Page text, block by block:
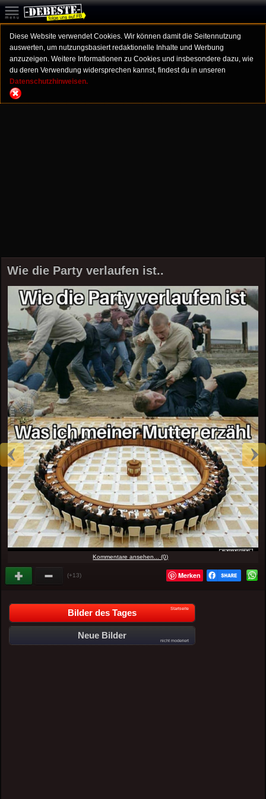
Diese Website verwendet Cookies. Wir können damit die Seitennutzung
auswerten, um nutzungsbasiert redaktionelle Inhalte und Werbung
anzuzeigen. Weitere Informationen zu Cookies und insbesondere dazu, wie
du deren Verwendung widersprechen kannst, findest du in unseren
Datenschutzhinweisen.
Wie die Party verlaufen ist..
Kommentare ansehen... (0)
(+13) Merken
Bilder des Tages Startseite
Neue Bilder
nicht moderiert